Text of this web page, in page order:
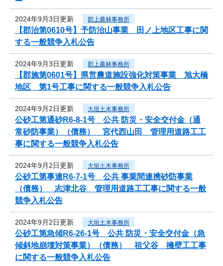
2024年9月3日更新 郡上農林事務所
【郡治第0610号】予防治山事業 田ノ上地区工事に関
する一般競争入札公告
2024年9月3日更新 郡上農林事務所
【郡施第0601号】県営農道施設強化対策事業 旭大橋
地区 第1号工事に関する一般競争入札公告
2024年9月2日更新 大垣土木事務所
公砂工第通砂R6-8-1号 公共 防災・安全交付金（通
常砂防事業）（債務） 宮代西山田 管理用道路工工
事に関する一般競争入札公告
2024年9月2日更新 大垣土木事務所
公砂工第事連R6-7-1号 公共 事業間連携砂防事業
（債務） 志津北谷 管理用道路工工事に関する一般
競争入札公告
2024年9月2日更新 大垣土木事務所
公砂工第急傾R6-26-1号 公共 防災・安全交付金（急
傾斜地崩壊対策事業）（債務） 祖父谷 擁壁工工事
に関する一般競争入札公告